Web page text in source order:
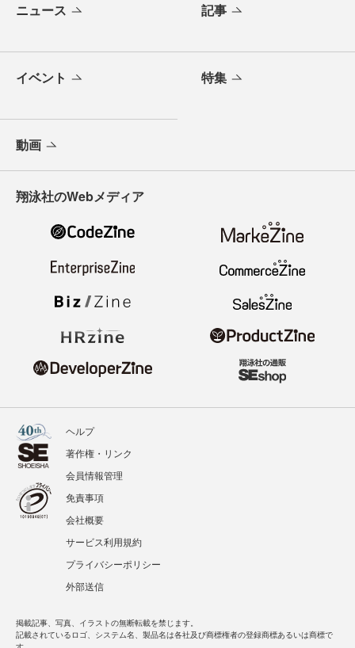
ニュース 記事
イベント 特集
動画
翔泳社のWebメディア
ヘルプ
著作権・リンク
会員情報管理
免責事項
会社概要
サービス利用規約
プライバシーポリシー
外部送信
掲載記事、写真、イラストの無断転載を禁じます。
記載されているロゴ、システム名、製品名は各社及び商標権者の登録商標あるいは商標で